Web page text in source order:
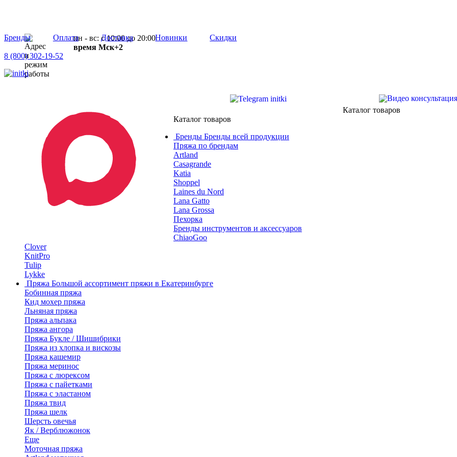
Бренды Оплата Доставка Новинки Скидки
8 (800) 302-19-52
пн - вс: с 10:00 до 20:00
время Мск+2
Каталог товаров
Каталог товаров
Бренды Бренды всей продукции
Пряжа по брендам
Artland
Casagrande
Katia
Shoppel
Laines du Nord
Lana Gatto
Lana Grossa
Пехорка
Бренды инструментов и аксессуаров
ChiaoGoo
Clover
KnitPro
Tulip
Lykke
Пряжа Большой ассортимент пряжи в Екатеринбурге
Бобинная пряжа
Кид мохер пряжа
Льняная пряжа
Пряжа альпака
Пряжа ангора
Пряжа Букле / Шишибрики
Пряжа из хлопка и вискозы
Пряжа кашемир
Пряжа меринос
Пряжа с люрексом
Пряжа с пайетками
Пряжа с эластаном
Пряжа твид
Пряжа шелк
Шерсть овечья
Як / Верблюжонок
Еще
Моточная пряжа